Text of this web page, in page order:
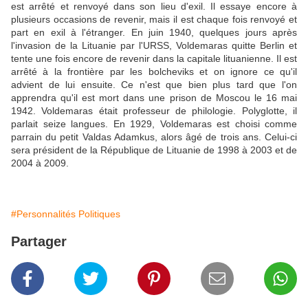
est arrêté et renvoyé dans son lieu d'exil. Il essaye encore à
plusieurs occasions de revenir, mais il est chaque fois renvoyé et
part en exil à l'étranger. En juin 1940, quelques jours après
l'invasion de la Lituanie par l'URSS, Voldemaras quitte Berlin et
tente une fois encore de revenir dans la capitale lituanienne. Il est
arrêté à la frontière par les bolcheviks et on ignore ce qu'il
advient de lui ensuite. Ce n'est que bien plus tard que l'on
apprendra qu'il est mort dans une prison de Moscou le 16 mai
1942. Voldemaras était professeur de philologie. Polyglotte, il
parlait seize langues. En 1929, Voldemaras est choisi comme
parrain du petit Valdas Adamkus, alors âgé de trois ans. Celui-ci
sera président de la République de Lituanie de 1998 à 2003 et de
2004 à 2009.
#Personnalités Politiques
Partager